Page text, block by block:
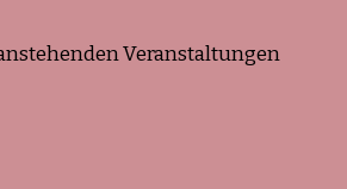
Veranstaltungen